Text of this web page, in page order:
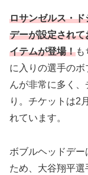
ロサンゼルス・
デーが設定され
イテムが登場！
に入りの選手の
んが非常に多く
り。チケットは2
れています。
ボブルヘッドデ
ため、大谷翔平